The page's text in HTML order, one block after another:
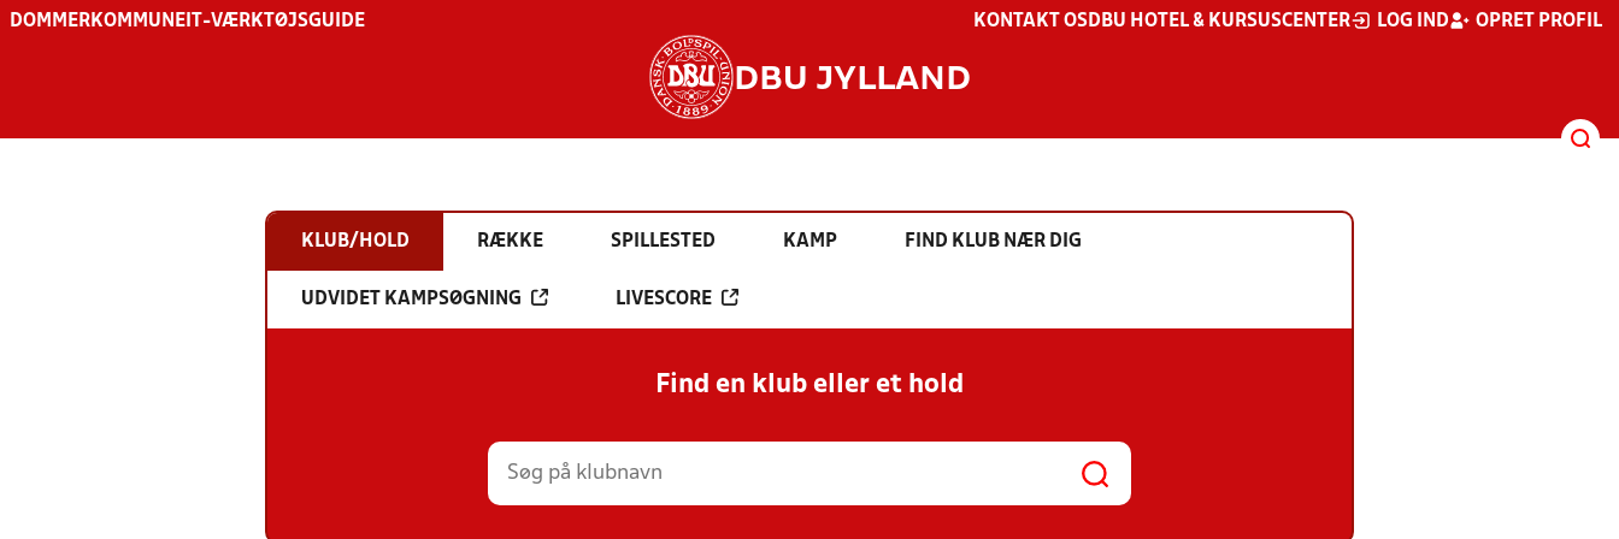
DOMMER KOMMUNE IT-VÆRKTØJSGUIDE KONTAKT OS DBU HOTEL & KURSUSCENTER LOG IND OPRET PROFIL
DBU JYLLAND
KLUB/HOLD RÆKKE SPILLESTED KAMP FIND KLUB NÆR DIG
UDVIDET KAMPSØGNING LIVESCORE
Find en klub eller et hold